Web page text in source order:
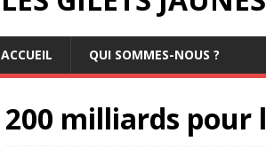
ACCUEIL QUI SOMMES-NOUS ?
200 milliards pour